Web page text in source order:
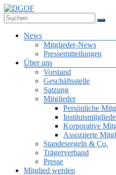
Zum
Inhalt
springen
Deutsche Gesellschaft für Online-
Menü
News
Mitglieder-News
Pressemitteilungen
Über uns
Vorstand
Geschäftsstelle
Satzung
Mitglieder
Persönliche
Korporative
Assoziierte
Standesregeln & Co.
Trägerverband
Presse
Mitglied werden